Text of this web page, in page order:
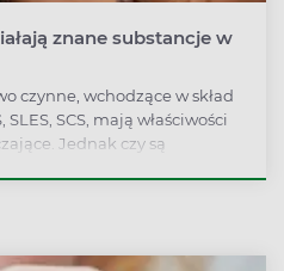
znane substancje w
czynne, wchodzące w skład
SCS, mają właściwości
Jednak czy są